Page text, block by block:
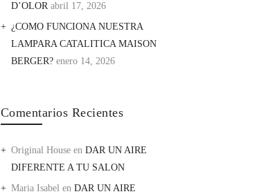
D’OLOR abril 17, 2026
¿COMO FUNCIONA NUESTRA
LAMPARA CATALITICA MAISON
BERGER? enero 14, 2026
Comentarios Recientes
Original Houseen DAR UN AIRE
DIFERENTE A TU SALON
Maria Isabelen DAR UN AIRE